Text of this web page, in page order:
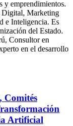
y emprendimientos.
Digital, Marketing
e Inteligencia. Es
del Estado.
Consultor en
en el desarrollo
Comités
Artificial